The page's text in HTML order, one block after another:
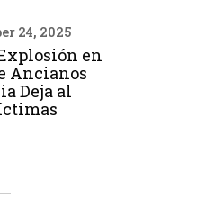
24, 2025
en
Ancianos
Deja al